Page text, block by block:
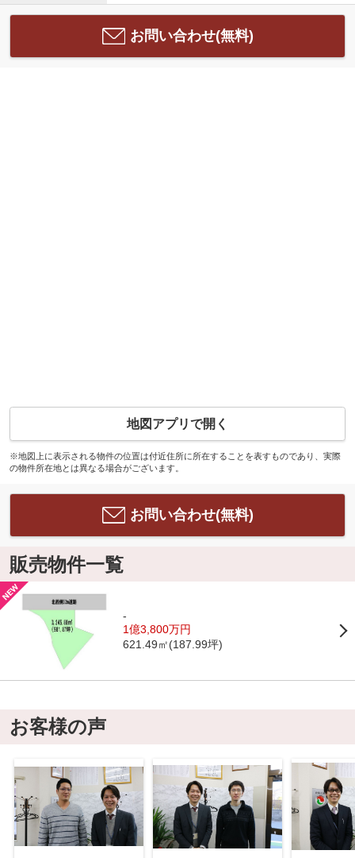
お問い合わせ(無料)
地図アプリで開く
※地図上に表示される物件の位置は付近住所に所在することを表すものであり、実際
の物件所在地とは異なる場合がございます。
お問い合わせ(無料)
販売物件一覧
-
1億3,800万円
621.49㎡(187.99坪)
お客様の声